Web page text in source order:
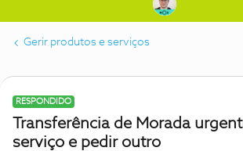
Gerir produtos e serviços
RESPONDIDO
Transferência de Morada
serviço e pedir outro